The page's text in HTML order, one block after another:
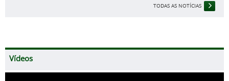
TODAS AS NOTÍCIAS
Vídeos